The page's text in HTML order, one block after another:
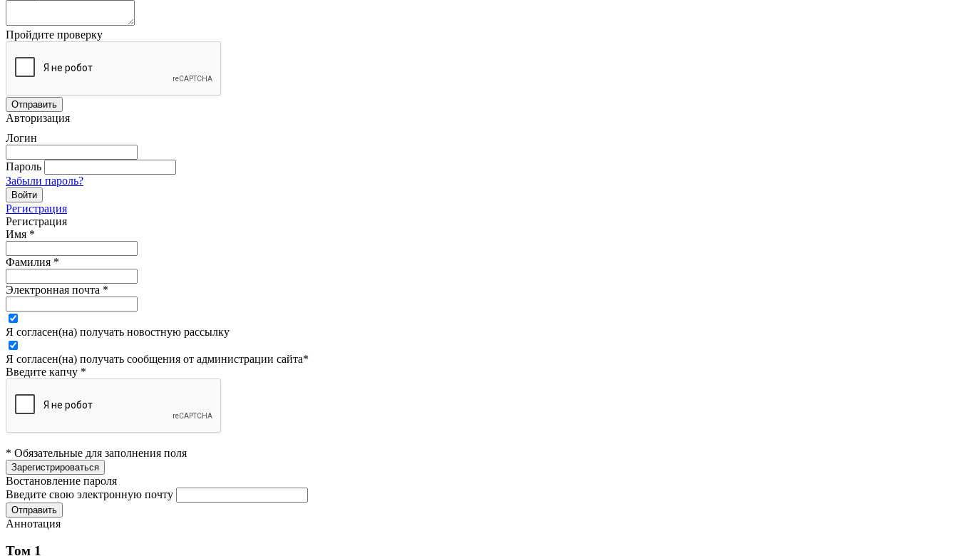
Пройдите проверку
Авторизация
Логин
Пароль
Забыли пароль?
Регистрация
Регистрация
Имя *
Фамилия *
Электронная почта *
Я согласен(на) получать новостную рассылку
Я согласен(на) получать сообщения от администрации сайта*
Введите капчу *
* Обязательные для заполнения поля
Востановление пароля
Введите свою электронную почту
Аннотация
Том 1